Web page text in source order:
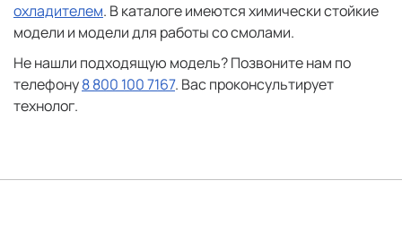
охладителем. В каталоге имеются химически стойкие
модели и модели для работы со смолами.
Не нашли подходящую модель? Позвоните нам по
телефону8 800 100 7167. Вас проконсультирует
технолог.